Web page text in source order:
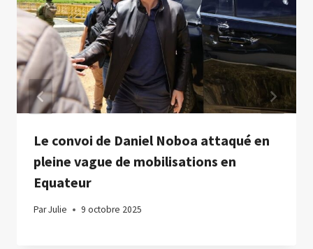
Le convoi de Daniel Noboa attaqué en
pleine vague de mobilisations en
Equateur
ParJulie 9 octobre 2025